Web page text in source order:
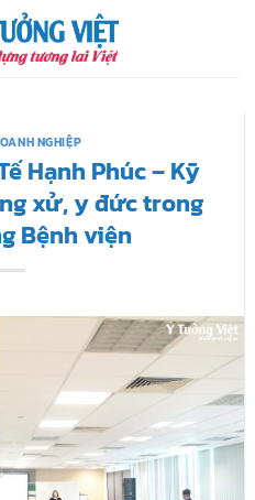
NGHIỆP
Hạnh Phúc – Kỹ
xử, y đức trong
Bệnh viện